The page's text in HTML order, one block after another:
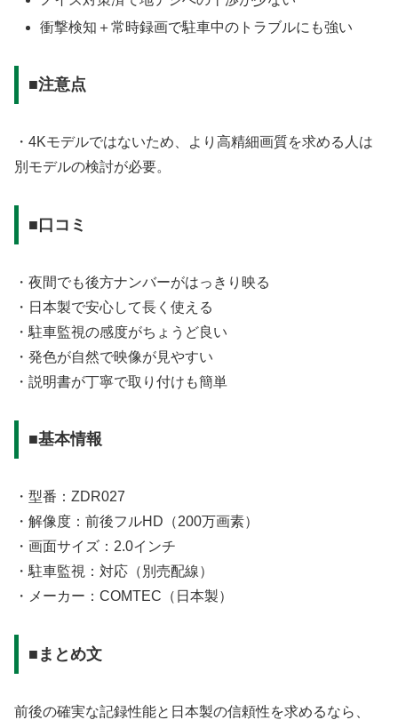
衝撃検知＋常時録画で駐車中のトラブルにも強い
■注意点
・4Kモデルではないため、より高精細画質を求める人は
別モデルの検討が必要。
■口コミ
・夜間でも後方ナンバーがはっきり映る
・日本製で安心して長く使える
・駐車監視の感度がちょうど良い
・発色が自然で映像が見やすい
・説明書が丁寧で取り付けも簡単
■基本情報
・型番：ZDR027
・解像度：前後フルHD（200万画素）
・画面サイズ：2.0インチ
・駐車監視：対応（別売配線）
・メーカー：COMTEC（日本製）
■まとめ文
前後の確実な記録性能と日本製の信頼性を求めるなら、